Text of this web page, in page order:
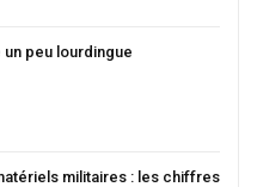
un peu lourdingue
militaires : les chiffres